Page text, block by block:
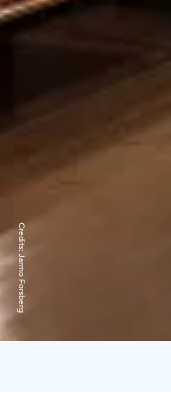
Credits:
Jarmo Forsberg